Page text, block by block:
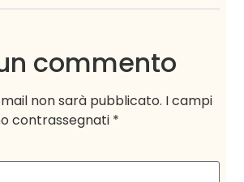
commento
non sarà pubblicato. I campi
contrassegnati *